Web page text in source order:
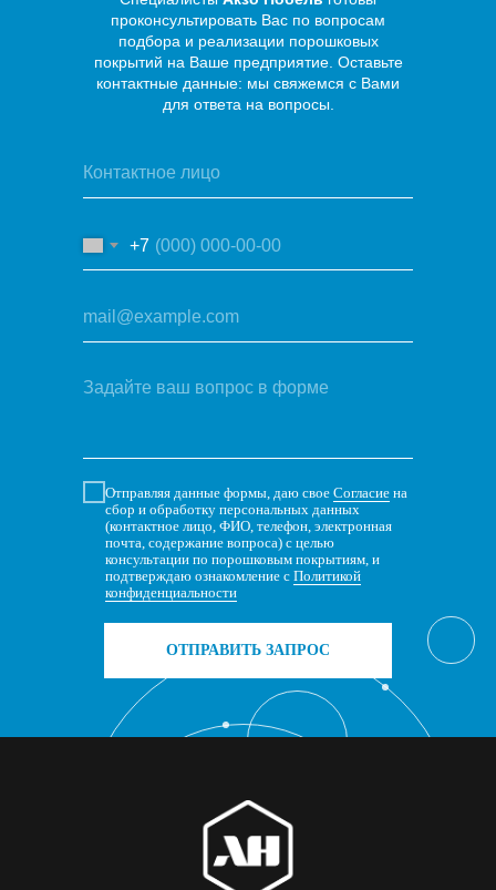
проконсультировать Вас по вопросам
подбора и реализации порошковых
покрытий на Ваше предприятие. Оставьте
контактные данные: мы свяжемся с Вами
для ответа на вопросы.
+7
Отправляя данные формы, даю свое Согласие на
сбор и обработку персональных данных
(контактное лицо, ФИО, телефон, электронная
почта, содержание вопроса) с целью
консультации по порошковым покрытиям, и
подтверждаю ознакомление с Политикой
конфиденциальности
ОТПРАВИТЬ ЗАПРОС